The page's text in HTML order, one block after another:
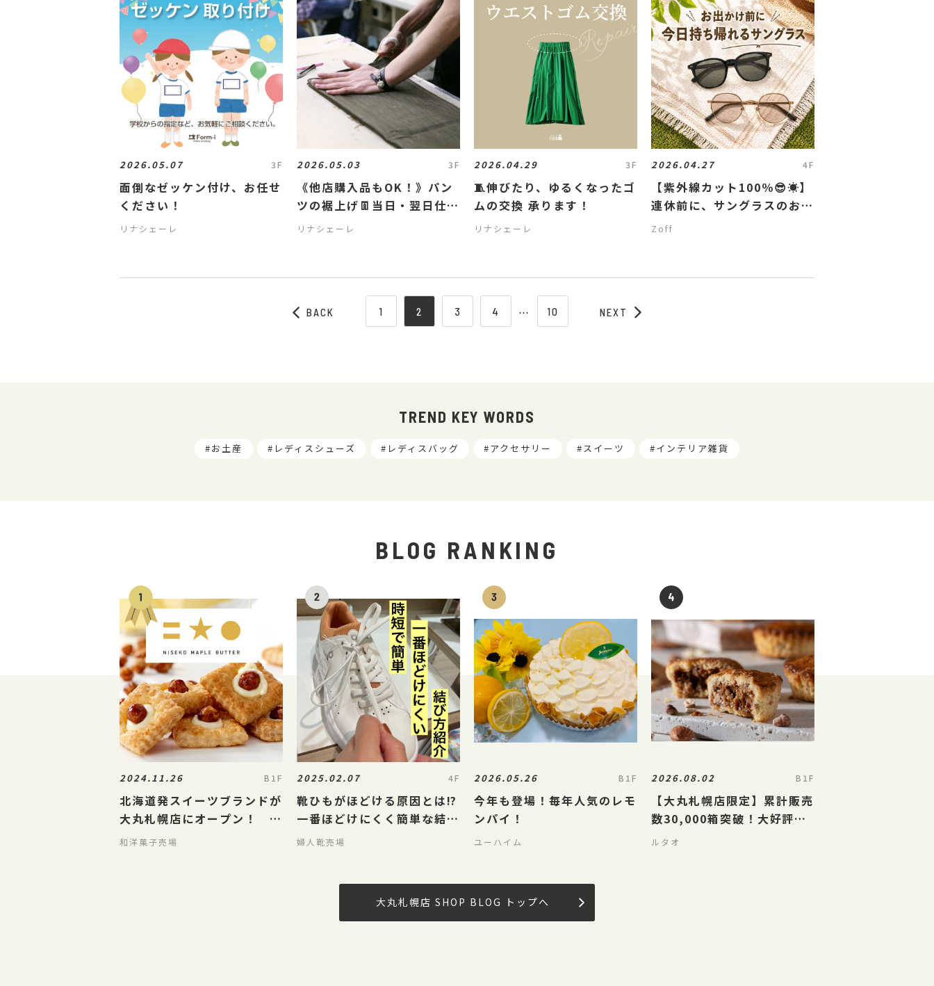
2026.05.07 3F
面倒なゼッケン付け、お任せ
ください！
リナシェーレ
2026.05.03 3F
《他店購入品もOK！》パン
ツの裾上げ👖当日・翌日仕上
げ
リナシェーレ
2026.04.29 3F
🧵伸びたり、ゆるくなったゴ
ムの交換 承ります！
リナシェーレ
2026.04.27 4F
【紫外線カット100％😎☀️】
連休前に、サングラスのお買
い忘れはありませんか？
Zoff
BACK 1 2 3 4 ⋯ 10 NEXT
TREND KEY WORDS
お土産 レディスシューズ レディスバッグ アクセサリー スイーツ インテリア雑貨
BLOG RANKING
2024.11.26 B1F
北海道発スイーツブランドが
大丸札幌店にオープン！ ニ
セコメイプルバター
和洋菓子売場
2025.02.07 4F
靴ひもがほどける原因とは⁉️
一番ほどけにくく簡単な結び
方紹介‼️
婦人靴売場
2026.05.26 B1F
今年も登場！毎年人気のレモ
ンパイ！
ユーハイム
2026.08.02 B1F
【大丸札幌店限定】累計販売
数30,000箱突破！大好評の
ナッツとキャラメルのガレッ
ルタオ
大丸札幌店 SHOP BLOG トップへ